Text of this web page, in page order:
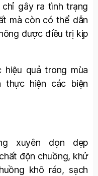
gây ra tình trạng
mà còn có thể dẫn
được điều trị kịp
quả trong mùa
thực hiện các biện
xuyên dọn dẹp
độn chuồng, khử
khô ráo, sạch